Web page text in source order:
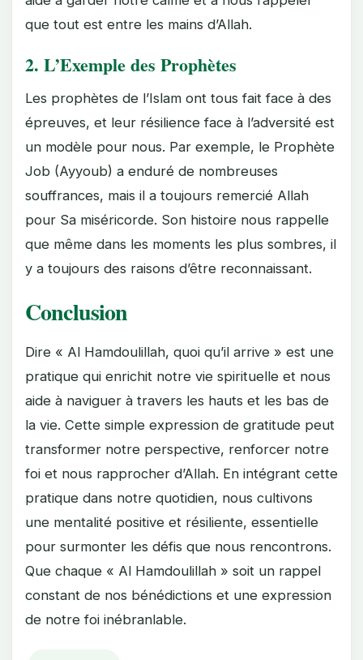
que tout est entre les mains d’Allah.
2. L’Exemple des Prophètes
Les prophètes de l’Islam ont tous fait face à des
épreuves, et leur résilience face à l’adversité est
un modèle pour nous. Par exemple, le Prophète
Job (Ayyoub) a enduré de nombreuses
souffrances, mais il a toujours remercié Allah
pour Sa miséricorde. Son histoire nous rappelle
que même dans les moments les plus sombres, il
y a toujours des raisons d’être reconnaissant.
Conclusion
Dire « Al Hamdoulillah, quoi qu’il arrive » est une
pratique qui enrichit notre vie spirituelle et nous
aide à naviguer à travers les hauts et les bas de
la vie. Cette simple expression de gratitude peut
transformer notre perspective, renforcer notre
foi et nous rapprocher d’Allah. En intégrant cette
pratique dans notre quotidien, nous cultivons
une mentalité positive et résiliente, essentielle
pour surmonter les défis que nous rencontrons.
Que chaque « Al Hamdoulillah » soit un rappel
constant de nos bénédictions et une expression
de notre foi inébranlable.